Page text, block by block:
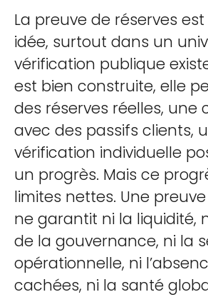
La preuve de réserves
idée, surtout dans un
vérification publique
est bien construite, elle
des réserves réelles, une
avec des passifs clients,
vérification individuelle
un progrès. Mais ce
limites nettes. Une
ne garantit ni la liquidité,
de la gouvernance, ni la
opérationnelle, ni
cachées, ni la santé